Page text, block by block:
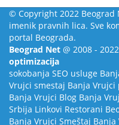
© Copyright 2022 Beograd
imenik pravnih lica. Sve
portal Beograda.
Beograd Net @ 2008 -
optimizacija
sokobanja SEO usluge
Vrujci smestaj Banja
Banja Vrujci Blog Banja
Srbija Linkovi Restorani
Banja Vrujci Smeštaj Banja